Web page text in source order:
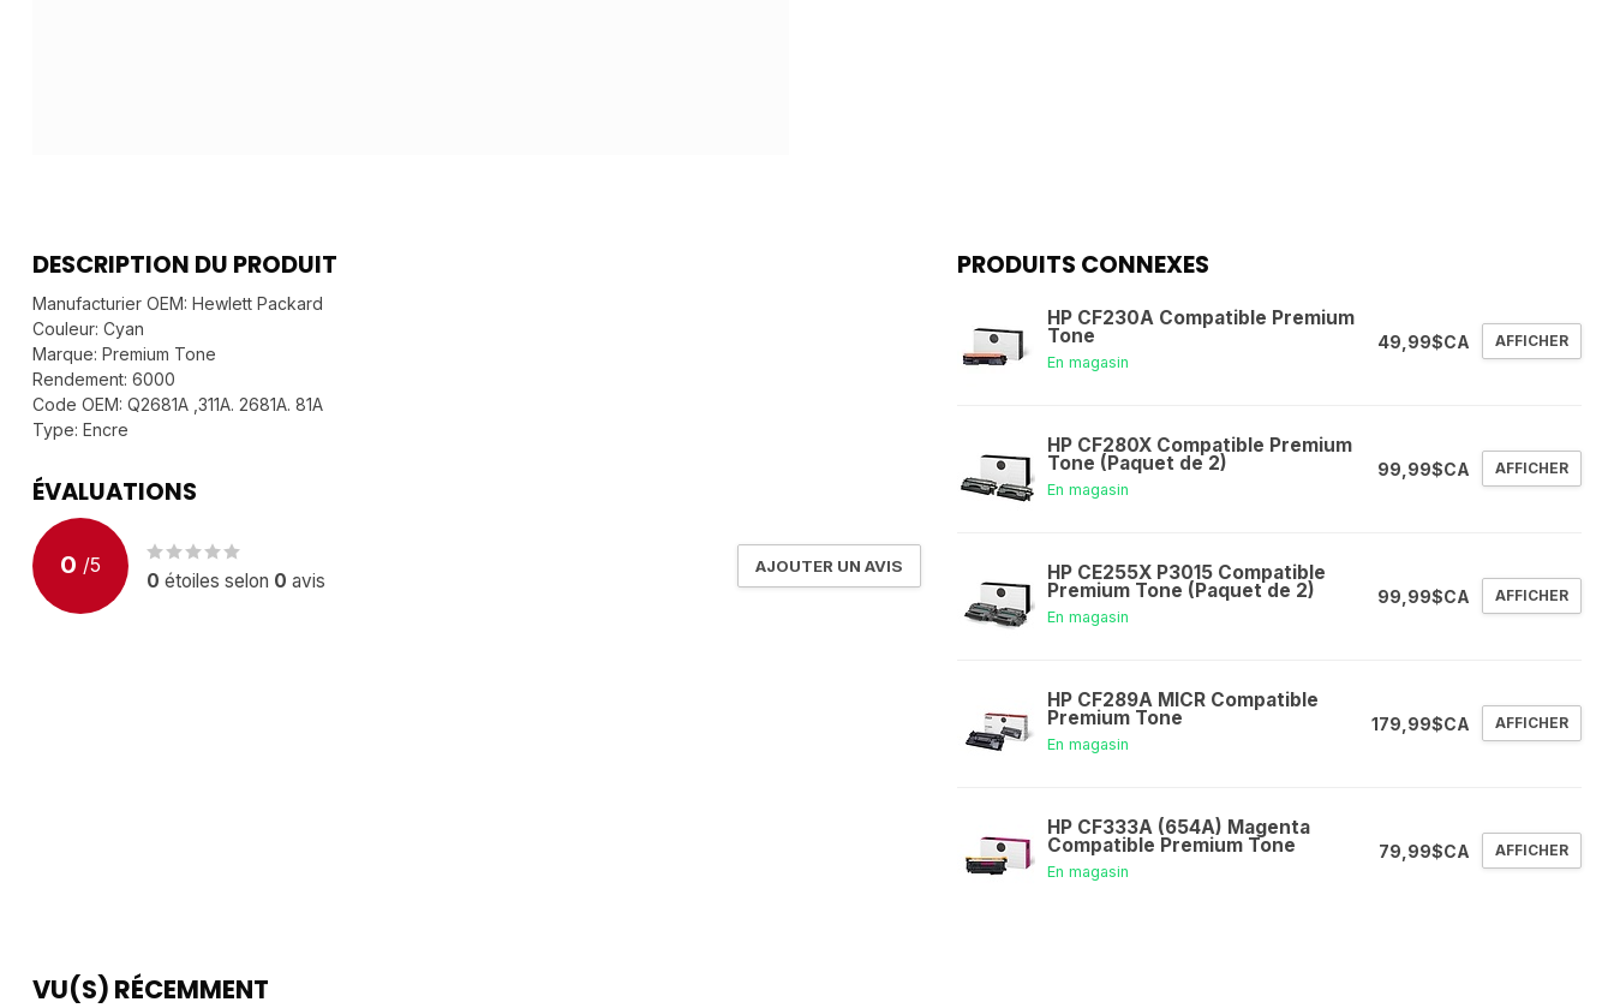
DESCRIPTION DU PRODUIT
Manufacturier OEM: Hewlett Packard
Couleur: Cyan
Marque: Premium Tone
Rendement: 6000
Code OEM: Q2681A ,311A. 2681A. 81A
Type: Encre
ÉVALUATIONS
0 /5
0 étoiles selon 0 avis
AJOUTER UN AVIS
PRODUITS CONNEXES
HP CF230A Compatible Premium
Tone
En magasin
49,99$CA AFFICHER
HP CF280X Compatible Premium
Tone (Paquet de 2)
En magasin
99,99$CA AFFICHER
HP CE255X P3015 Compatible
Premium Tone (Paquet de 2)
En magasin
99,99$CA AFFICHER
HP CF289A MICR Compatible
Premium Tone
En magasin
179,99$CA AFFICHER
HP CF333A (654A) Magenta
Compatible Premium Tone
En magasin
79,99$CA AFFICHER
VU(S) RÉCEMMENT